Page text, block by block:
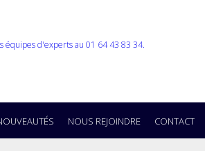
NOUS REJOINDRE CONTACT